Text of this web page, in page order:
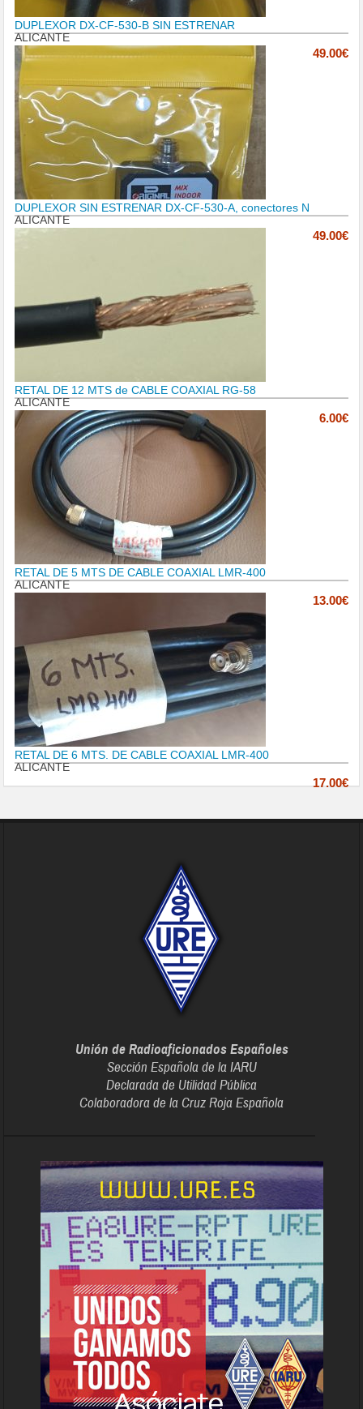
DUPLEXOR DX-CF-530-B SIN ESTRENAR
ALICANTE
49.00€
DUPLEXOR SIN ESTRENAR DX-CF-530-A, conectores N
ALICANTE
49.00€
RETAL DE 12 MTS de CABLE COAXIAL RG-58
ALICANTE
6.00€
RETAL DE 5 MTS DE CABLE COAXIAL LMR-400
ALICANTE
13.00€
RETAL DE 6 MTS. DE CABLE COAXIAL LMR-400
ALICANTE
17.00€
Unión de Radioaficionados Españoles
Sección Española de la IARU
Declarada de Utilidad Pública
Colaboradora de la Cruz Roja Española